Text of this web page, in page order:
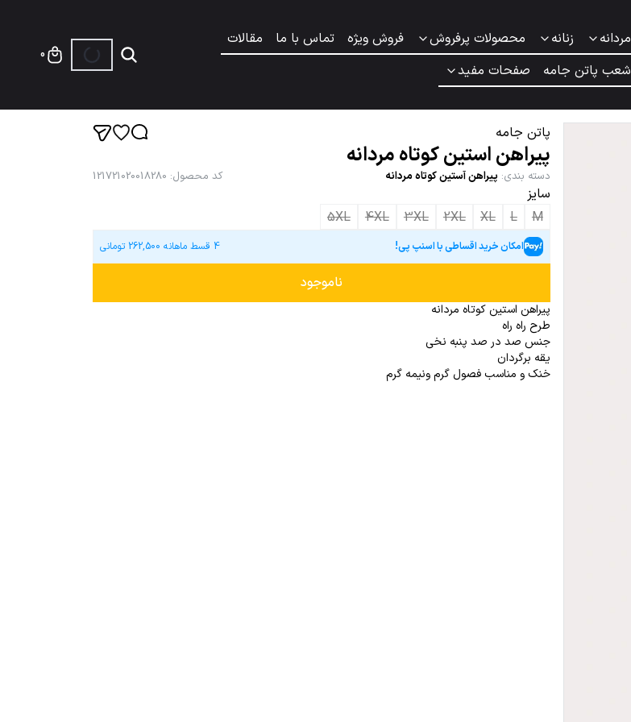
مردانه زنانه محصولات پرفروش فروش ویژه تماس با ما
مقالات
شعب پاتن جامه
صفحات مفید
0
پاتن جامه
پیراهن استین کوتاه مردانه
دسته بندی: پیراهن آستین کوتاه مردانه کد محصول:
121721020018280
سایز
M
L
XL
2XL
3XL
4XL
5XL
امکان خرید اقساطی با اسنپ پی! 4 قسط ماهانه 262,500 تومانی
ناموجود
پیراهن استین کوتاه مردانه
طرح راه راه
جنس صد در صد پنبه نخی
یقه برگردان
خنک و مناسب فصول گرم ونیمه گرم